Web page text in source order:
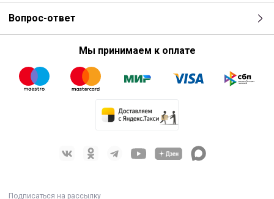
Вопрос-ответ
Мы принимаем к оплате
Подписаться на рассылку